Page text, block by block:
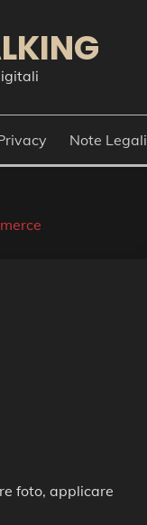
Note Legali
foto, applicare